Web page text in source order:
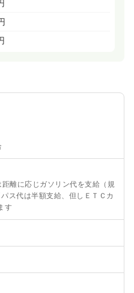
離に応じガソリン代を支給（規
ス代は半額支給、但しＥＴＣカ
す